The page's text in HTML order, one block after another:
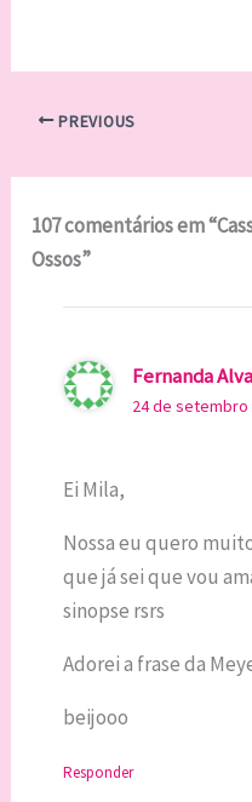
PREVIOUS
107 comentários em
Ossos”
Fernanda
24 de setembro
Ei Mila,
Nossa eu quero
que já sei que vou
sinopse rsrs
Adorei a frase da
beijooo
Responder